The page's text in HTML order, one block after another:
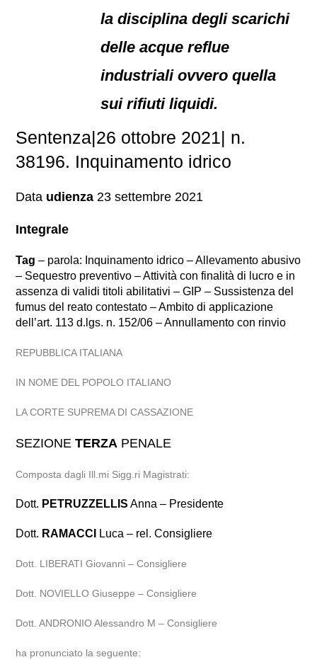
la disciplina degli scarichi
delle acque reflue
industriali ovvero quella
sui rifiuti liquidi.
Sentenza|26 ottobre 2021| n.
38196. Inquinamento idrico
Data udienza 23 settembre 2021
Integrale
Tag – parola: Inquinamento idrico – Allevamento abusivo
– Sequestro preventivo – Attività con finalità di lucro e in
assenza di validi titoli abilitativi – GIP – Sussistenza del
fumus del reato contestato – Ambito di applicazione
dell’art. 113 d.lgs. n. 152/06 – Annullamento con rinvio
REPUBBLICA ITALIANA
IN NOME DEL POPOLO ITALIANO
LA CORTE SUPREMA DI CASSAZIONE
SEZIONETERZA PENALE
Composta dagli Ill.mi Sigg.ri Magistrati:
Dott. PETRUZZELLIS Anna – Presidente
Dott. RAMACCI Luca – rel. Consigliere
Dott. LIBERATI Giovanni – Consigliere
Dott. NOVIELLO Giuseppe – Consigliere
Dott. ANDRONIO Alessandro M – Consigliere
ha pronunciato la seguente: